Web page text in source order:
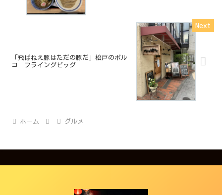
「飛ばねえ豚はただの豚だ」松戸のポル
コ フライングピッグ
ホーム グルメ